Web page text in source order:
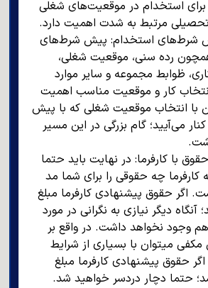
برای استخدام در موقعیت‌های شغلی
مرتبط به شدت اهمیت دارد.
شرط‌های استخدام: پیش شرط‌های
رده سنی، موقعیت شغلی،
ظوابط مجموعه و سایر موارد
کار و موقعیت مناسب اهمیت
با انتخاب موقعیت شغلی که با پیش
می‌آیید؛ گام بزرگی در این مسیر
با کارفرما: در نهایت باید حتما
کارفرما چه حقوقی را برای شما مد
اگر حقوق پیشنهادی کارفرما مبلغ
آنگاه دیگر نیازی به نگرانی در مورد
وجود نخواهد داشت‌‌. در واقع بر
میتوان با بسیاری از شرایط
اگر حقوق پیشنهادی کارفرما مبلغ
حتما دچار دردسر خواهید شد.